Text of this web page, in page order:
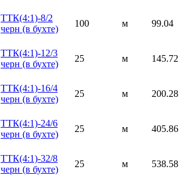
ТТК(4:1)-8/2
черн (в бухте)
100 м 99.04
ТТК(4:1)-12/3
черн (в бухте)
25 м 145.72
ТТК(4:1)-16/4
черн (в бухте)
25 м 200.28
ТТК(4:1)-24/6
черн (в бухте)
25 м 405.86
ТТК(4:1)-32/8
черн (в бухте)
25 м 538.58